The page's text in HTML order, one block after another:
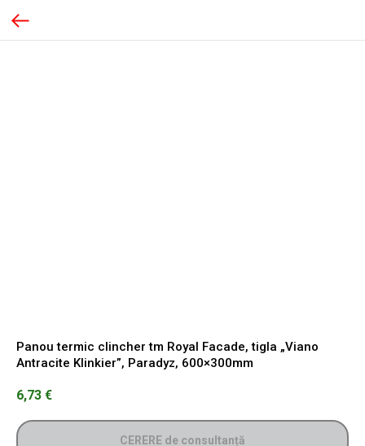
Panou termic clincher tm Royal Facade, tigla „Viano
Antracite Klinkier”, Paradyz, 600×300mm
6,73 €
CERERE de consultanță